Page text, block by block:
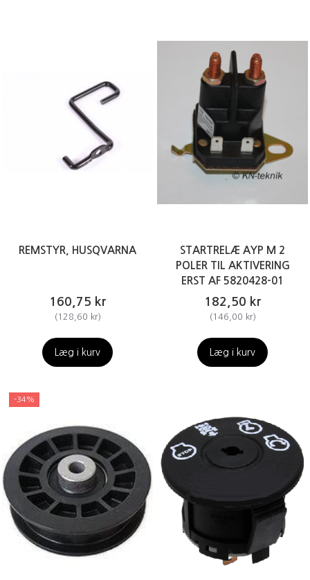
REMSTYR, HUSQVARNA
160,75 kr
( 128,60 kr)
Læg i kurv
STARTRELÆ AYP M 2
POLER TIL AKTIVERING
ERST AF 5820428-01
182,50 kr
( 146,00 kr)
Læg i kurv
-34%